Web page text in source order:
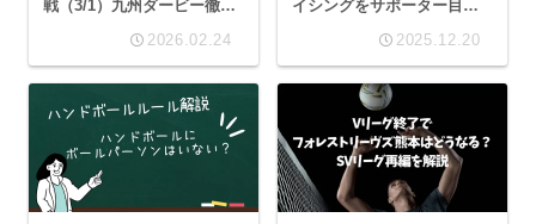
戦（3/1）九州ダービー徹底
2026.02.24
イシングをサポーター目線
2025.12.20